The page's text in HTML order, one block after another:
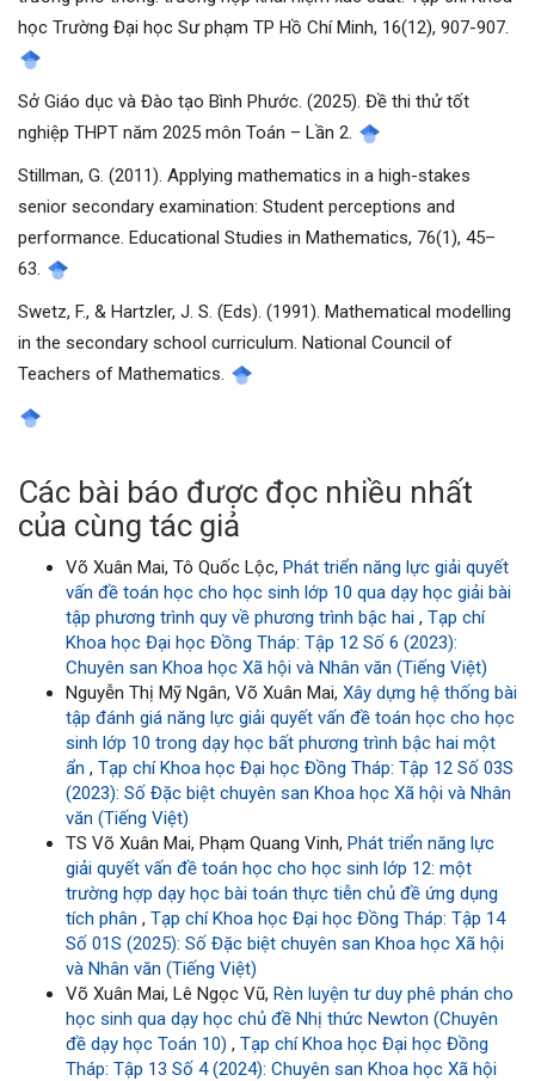
học Trường Đại học Sư phạm TP Hồ Chí Minh, 16(12), 907-907.
Sở Giáo dục và Đào tạo Bình Phước. (2025). Đề thi thử tốt
nghiệp THPT năm 2025 môn Toán – Lần 2.
Stillman, G. (2011). Applying mathematics in a high-stakes
senior secondary examination: Student perceptions and
performance. Educational Studies in Mathematics, 76(1), 45–
63.
Swetz, F., & Hartzler, J. S. (Eds). (1991). Mathematical modelling
in the secondary school curriculum. National Council of
Teachers of Mathematics.
Các bài báo được đọc nhiều nhất
của cùng tác giả
Võ Xuân Mai, Tô Quốc Lộc, Phát triển năng lực giải quyết
vấn đề toán học cho học sinh lớp 10 qua dạy học giải bài
tập phương trình quy về phương trình bậc hai , Tạp chí
Khoa học Đại học Đồng Tháp: Tập 12 Số 6 (2023):
Chuyên san Khoa học Xã hội và Nhân văn (Tiếng Việt)
Nguyễn Thị Mỹ Ngân, Võ Xuân Mai, Xây dựng hệ thống bài
tập đánh giá năng lực giải quyết vấn đề toán học cho học
sinh lớp 10 trong dạy học bất phương trình bậc hai một
ẩn , Tạp chí Khoa học Đại học Đồng Tháp: Tập 12 Số 03S
(2023): Số Đặc biệt chuyên san Khoa học Xã hội và Nhân
văn (Tiếng Việt)
TS Võ Xuân Mai, Phạm Quang Vinh, Phát triển năng lực
giải quyết vấn đề toán học cho học sinh lớp 12: một
trường hợp dạy học bài toán thực tiễn chủ đề ứng dụng
tích phân , Tạp chí Khoa học Đại học Đồng Tháp: Tập 14
Số 01S (2025): Số Đặc biệt chuyên san Khoa học Xã hội
và Nhân văn (Tiếng Việt)
Võ Xuân Mai, Lê Ngọc Vũ, Rèn luyện tư duy phê phán cho
học sinh qua dạy học chủ đề Nhị thức Newton (Chuyên
đề dạy học Toán 10) , Tạp chí Khoa học Đại học Đồng
Tháp: Tập 13 Số 4 (2024): Chuyên san Khoa học Xã hội